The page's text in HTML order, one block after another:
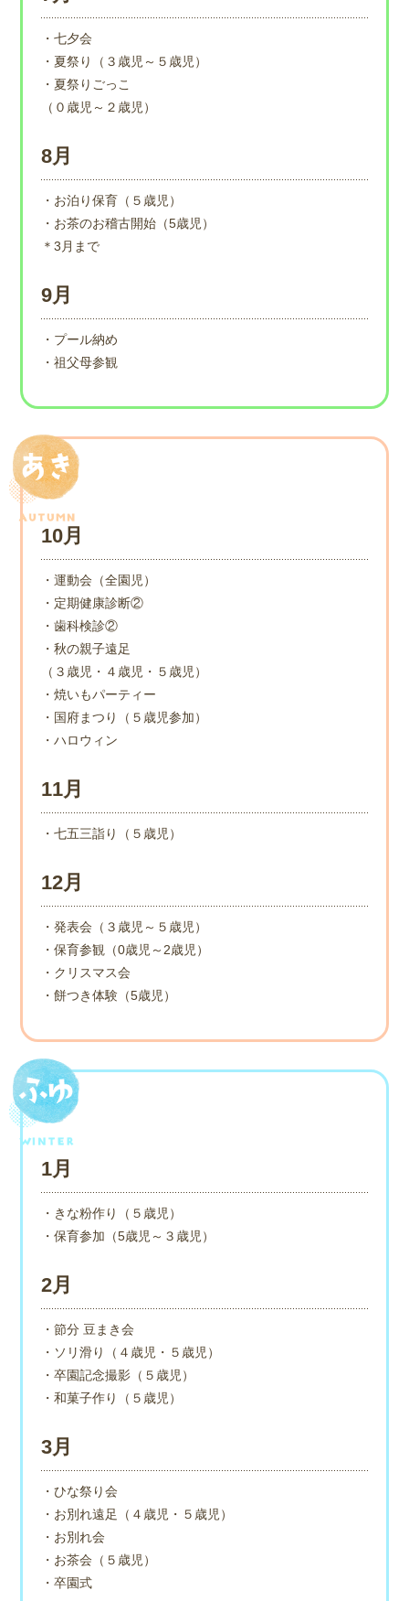
・七夕会
・夏祭り（３歳児～５歳児）
・夏祭りごっこ
（０歳児～２歳児）
8月
・お泊り保育（５歳児）
・お茶のお稽古開始（5歳児）
＊3月まで
9月
・プール納め
・祖父母参観
10月
・運動会（全園児）
・定期健康診断②
・歯科検診②
・秋の親子遠足
（３歳児・４歳児・５歳児）
・焼いもパーティー
・国府まつり（５歳児参加）
・ハロウィン
11月
・七五三詣り（５歳児）
12月
・発表会（３歳児～５歳児）
・保育参観（0歳児～2歳児）
・クリスマス会
・餅つき体験（5歳児）
1月
・きな粉作り（５歳児）
・保育参加（5歳児～３歳児）
2月
・節分 豆まき会
・ソリ滑り（４歳児・５歳児）
・卒園記念撮影（５歳児）
・和菓子作り（５歳児）
3月
・ひな祭り会
・お別れ遠足（４歳児・５歳児）
・お別れ会
・お茶会（５歳児）
・卒園式